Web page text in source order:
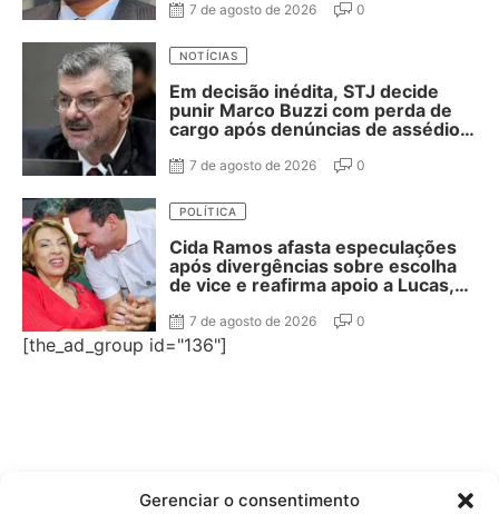
Gerenciar o consentimento
7 de agosto de 2026 0
NOTÍCIAS
Em decisão inédita, STJ decide
punir Marco Buzzi com perda de
cargo após denúncias de assédio e
7 de agosto de 2026 0
POLÍTICA
Cida Ramos afasta especulações
após divergências sobre escolha
de vice e reafirma apoio a Lucas,
Diretório do PT
7 de agosto de 2026 0
[the_ad_group id="136"]